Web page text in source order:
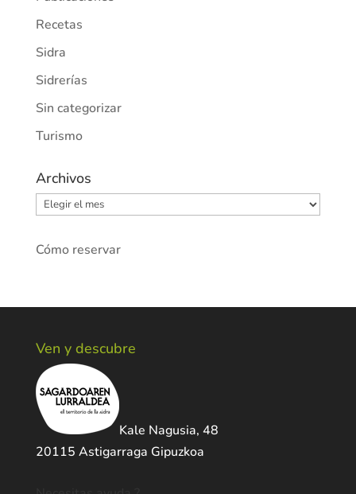
Recetas
Sidra
Sidrerías
Sin categorizar
Turismo
Archivos
Archivos
Cómo reservar
Ven y descubre
Kale Nagusia, 48
20115 Astigarraga Gipuzkoa